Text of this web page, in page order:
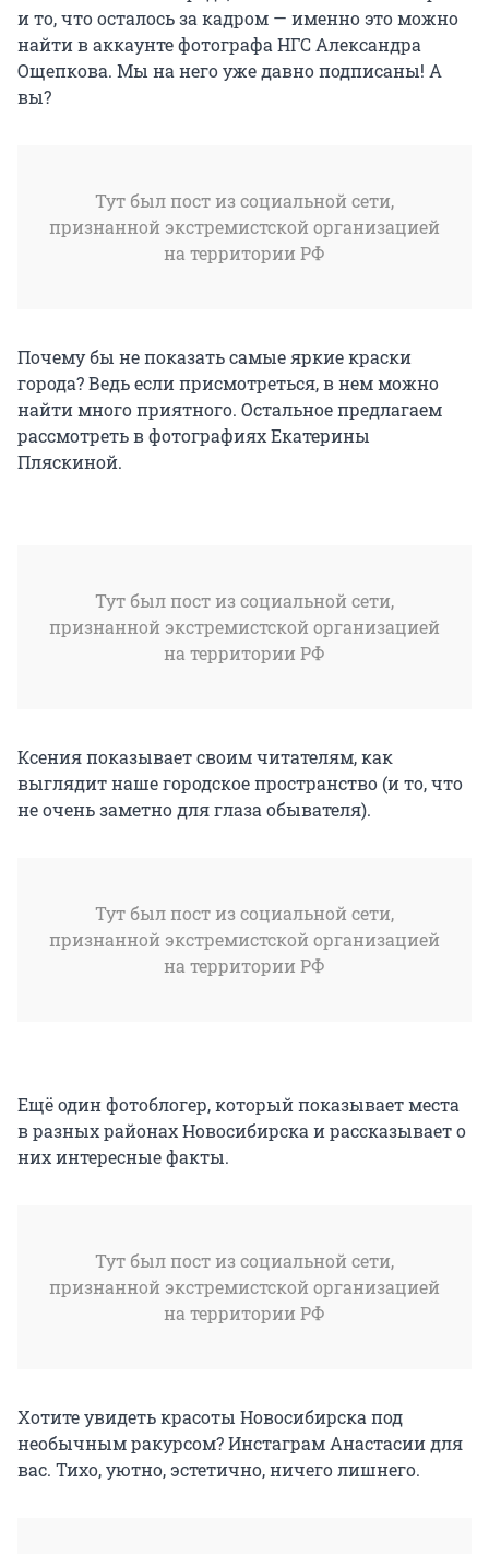
и то, что осталось за кадром — именно это можно
найти в аккаунте фотографа НГС Александра
Ощепкова. Мы на него уже давно подписаны! А
вы?
Тут был пост из социальной сети,
признанной экстремистской организацией
на территории РФ
Почему бы не показать самые яркие краски
города? Ведь если присмотреться, в нем можно
найти много приятного. Остальное предлагаем
рассмотреть в фотографиях Екатерины
Пляскиной.
Тут был пост из социальной сети,
признанной экстремистской организацией
на территории РФ
Ксения показывает своим читателям, как
выглядит наше городское пространство (и то, что
не очень заметно для глаза обывателя).
Тут был пост из социальной сети,
признанной экстремистской организацией
на территории РФ
Ещё один фотоблогер, который показывает места
в разных районах Новосибирска и рассказывает о
них интересные факты.
Тут был пост из социальной сети,
признанной экстремистской организацией
на территории РФ
Хотите увидеть красоты Новосибирска под
необычным ракурсом? Инстаграм Анастасии для
вас. Тихо, уютно, эстетично, ничего лишнего.